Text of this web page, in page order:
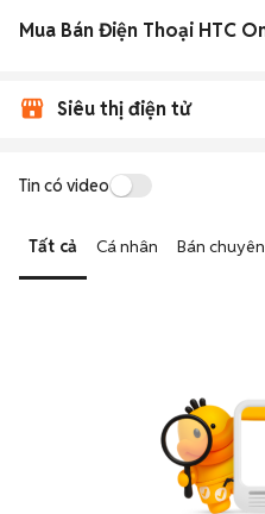
Siêu thị điện tử
Tin có video
Tất cả Cá nhân Bán chuyên